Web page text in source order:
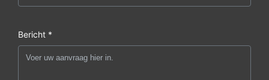
Bericht *